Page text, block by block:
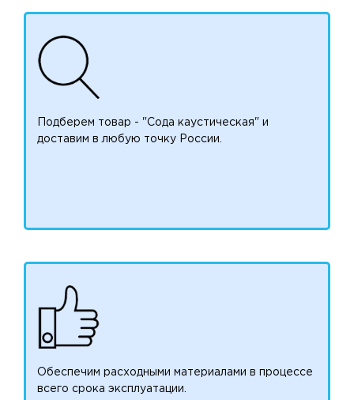
Подберем товар - "Сода каустическая" и
доставим в любую точку России.
Обеспечим расходными материалами в процессе
всего срока эксплуатации.